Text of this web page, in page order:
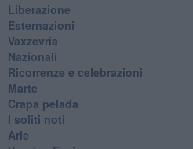
​Liberazione
Esternazioni
Vaxzevria
Nazionali
​Ricorrenze e celebrazioni
Marte
​Crapa pelada
​I soliti noti
Arie